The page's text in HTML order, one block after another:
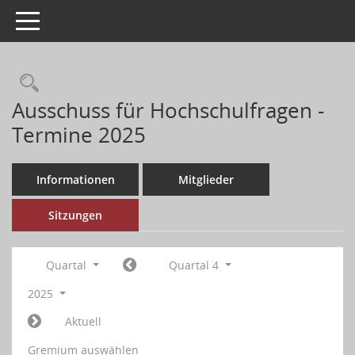
Toggle navigation
Ausschuss für Hochschulfragen -
Termine 2025
Informationen Mitglieder
Sitzungen
Quartal
Quartal 4
2025
Aktuell
Gremium auswählen